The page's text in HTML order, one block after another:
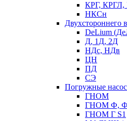
КРГ, КРГЛ,
НКСн
Двухстороннего
DeLium
Д, 1Д, 2Д
НДс, НДв
ЦН
ПД
СЭ
Погружные
ГНОМ
ГНОМ Ф,
ГНОМ Г S1